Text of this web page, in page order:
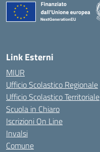
Link Esterni
MIUR
Ufficio Scolastico Regionale
Ufficio Scolastico Territoriale
Scuola in Chiaro
Iscrizioni On Line
Invalsi
Comune